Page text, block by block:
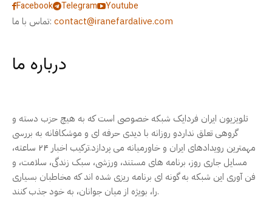
Facebook Telegram
Youtube
تماس با ما: contact@iranefardalive.com
درباره ما
تلویزیون ایران فردایک شبکه خصوصی است که به هیچ حزب دسته و
گروهی تعلق نداردو روزانه با دیدی حرفه ای و موشکافانه به بررسی
مهمترین رویدادهای ایران و خاورمیانه می پردازد.ترکیب اخبار ۲۴ ساعته،
مسایل جاری روز، برنامه های مستند، ورزشی، سبک زندگی، سلامت، و
فن آوری این شبکه به گونه ای برنامه ریزی شده اند که مخاطبان بسیاری
را، بویژه از میان جوانان، به خود جذب کنند.